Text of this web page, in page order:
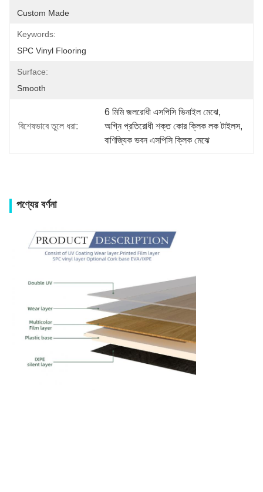
Custom Made
Keywords:
SPC Vinyl Flooring
Surface:
Smooth
বিশেষভাবে তুলে ধরা:
6 মিমি জলরোধী এসপিসি ভিনাইল মেঝে,
অগ্নি প্রতিরোধী শক্ত কোর ক্লিক লক টাইলস
বাণিজ্যিক ভবন এসপিসি ক্লিক মেঝে
পণ্যের বর্ণনা